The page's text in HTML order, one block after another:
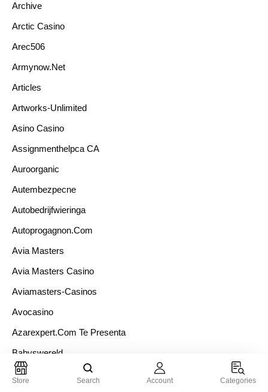
Archive
Arctic Casino
Arec506
Armynow.net
Articles
Artworks-Unlimited
Asino Casino
Assignmenthelpca CA
Auroorganic
Autembezpecne
Autobedrijfwieringa
Autoprogagnon.com
Avia Masters
Avia Masters Casino
Aviamasters-Casinos
Avocasino
Azarexpert.com Te Presenta
Babyswereld
Bananzia Casino
Store Search Account Categories